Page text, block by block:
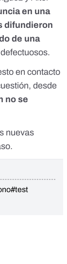
en una
difundieron
de una
en contacto
desde
no se
nuevas
#test